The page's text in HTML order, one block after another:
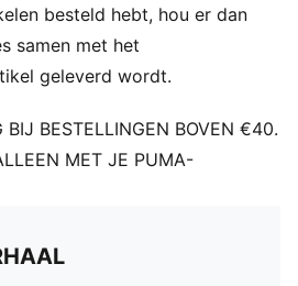
besteld hebt, hou er dan
samen met het
geleverd wordt.
BIJ BESTELLINGEN BOVEN €40.
MET JE PUMA-